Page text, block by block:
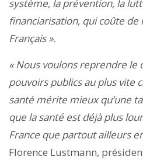
système, la prévention, la
financiarisation, qui coûte de
Français ».
« Nous voulons reprendre le
pouvoirs publics au plus vite
santé mérite mieux qu’une
que la santé est déjà plus
France que partout ailleurs
Florence Lustmann,